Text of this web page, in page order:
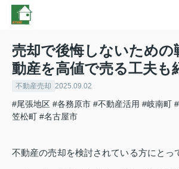
売却で後悔しないための
動産を高値で売る工夫も
不動産売却 2025.09.02
#尾張地区 #各務原市 #不動産活用 #岐南町
笠松町 #名古屋市
不動産の売却を検討されている方にとっ